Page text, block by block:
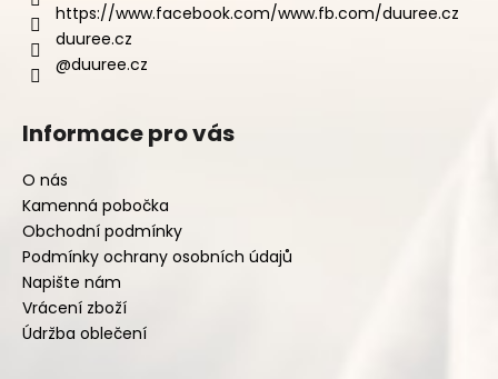
https://www.facebook.com/www.fb.com/duuree.cz
duuree.cz
@duuree.cz
Informace pro vás
O nás
Kamenná pobočka
Obchodní podmínky
Podmínky ochrany osobních údajů
Napište nám
Vrácení zboží
Údržba oblečení